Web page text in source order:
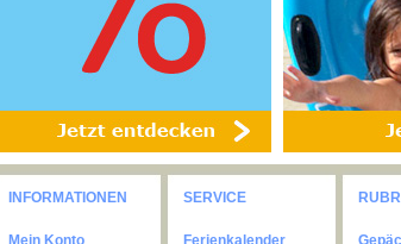
INFORMATIONEN
Mein Konto
SERVICE
Ferienkalender